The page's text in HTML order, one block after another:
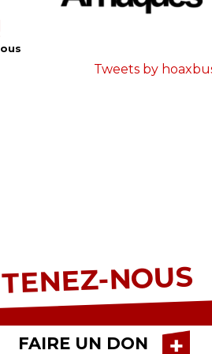
Tweets by
NOUS
FAIRE UN DON